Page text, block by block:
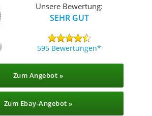
Unsere Bewertung:
SEHR GUT
595 Bewertungen
Zum Angebot »
Zum Ebay-Angebot »